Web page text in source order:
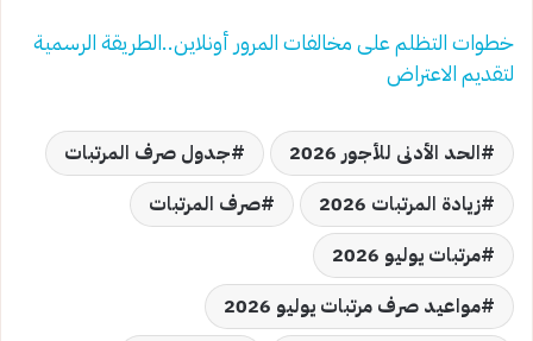
خطوات التظلم على مخالفات المرور أونلاين..الطريقة الرسمية
لتقديم الاعتراض
الحد الأدنى للأجور 2026
جدول صرف المرتبات
زيادة المرتبات 2026
صرف المرتبات
مرتبات يوليو 2026
مواعيد صرف مرتبات يوليو 2026